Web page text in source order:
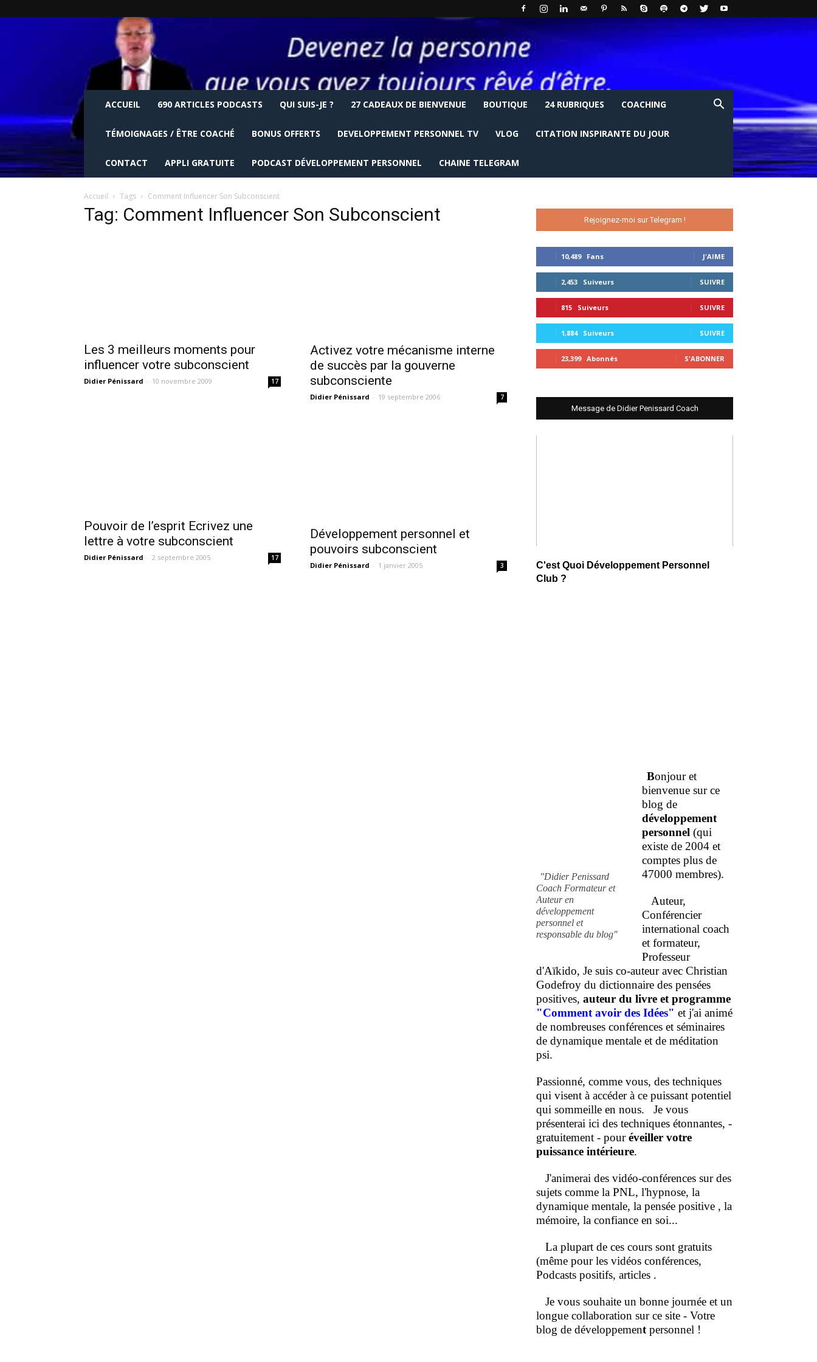
ACCUEIL 690 ARTICLES PODCASTS QUI SUIS-JE ? 27 CADEAUX DE BIENVENUE BOUTIQUE 24 RUBRIQUES COACHING
TÉMOIGNAGES / ÊTRE COACHÉ BONUS OFFERTS DEVELOPPEMENT PERSONNEL TV VLOG CITATION INSPIRANTE DU JOUR
CONTACT APPLI GRATUITE PODCAST DÉVELOPPEMENT PERSONNEL CHAINE TELEGRAM
Accueil Tags Comment Influencer Son Subconscient
Tag: Comment Influencer Son Subconscient
Les 3 meilleurs moments pour
influencer votre subconscient
Didier Pénissard - 10 novembre 2009 17
Activez votre mécanisme interne
de succès par la gouverne
subconsciente
Didier Pénissard - 19 septembre 2006 7
Pouvoir de l’esprit Ecrivez une
lettre à votre subconscient
Didier Pénissard - 2 septembre 2005 17
Développement personnel et
pouvoirs subconscient
Didier Pénissard - 1 janvier 2005 3
Rejoignez-moi sur Telegram !
10,489 Fans J'AIME
2,453 Suiveurs SUIVRE
815 Suiveurs SUIVRE
1,884 Suiveurs SUIVRE
23,399 Abonnés S'ABONNER
Message de Didier Penissard Coach
C'est Quoi Développement Personnel
Club ?
"Didier Penissard
Coach Formateur et
Auteur en
développement
personnel et
responsable du blog"
Bonjour et
bienvenue sur ce
blog de
développement
personnel (qui
existe de 2004 et
comptes plus de
47000 membres).
Auteur,
Conférencier
international coach
et formateur,
Professeur
d'Aïkido, Je suis co-auteur avec Christian
Godefroy du dictionnaire des pensées
positives, auteur du livre et programme
"Comment avoir des Idées" et j'ai animé
de nombreuses conférences et séminaires
de dynamique mentale et de méditation
psi.
Passionné, comme vous, des techniques
qui visent à accéder à ce puissant potentiel
qui sommeille en nous. Je vous
présenterai ici des techniques étonnantes, -
gratuitement - pouréveiller votre
puissance intérieure.
J'animerai des vidéo-conférences sur des
sujets comme la PNL, l'hypnose, la
dynamique mentale, la pensée positive , la
mémoire, la confiance en soi...
La plupart de ces cours sont gratuits
(même pour les vidéos conférences,
Podcasts positifs, articles .
Je vous souhaite un bonne journée et un
longue collaboration sur ce site - Votre
blog de développement personnel !